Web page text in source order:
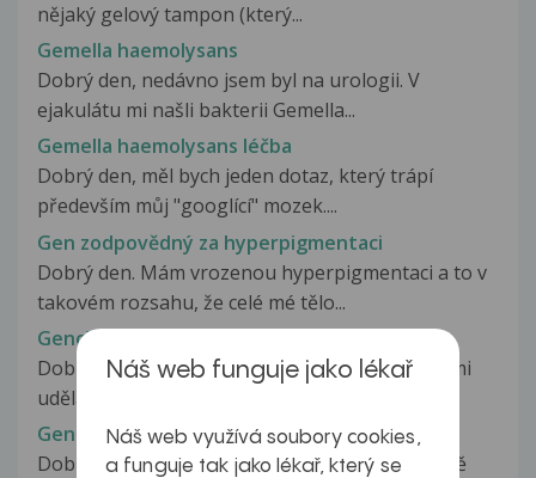
nějaký gelový tampon (který...
Gemella haemolysans
Dobrý den, nedávno jsem byl na urologii. V
ejakulátu mi našli bakterii Gemella...
Gemella haemolysans léčba
Dobrý den, měl bych jeden dotaz, který trápí
především můj "googlící" mozek....
Gen zodpovědný za hyperpigmentaci
Dobrý den. Mám vrozenou hyperpigmentaci a to v
takovém rozsahu, že celé mé tělo...
Genciálka v těhotenství
Dobrý den, jsem ve 23tt. Do této doby když se mi
udělal aft v puse jsem použila...
Genciánová violeť
Dobrý den, četla jsem předchozí dotazy ohledně
Náš web funguje jako lékař
Náš web využívá soubory cookies,
a funguje tak jako lékař, který se